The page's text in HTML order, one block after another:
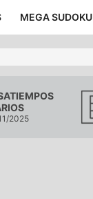
MEGA SUDOKU
2025